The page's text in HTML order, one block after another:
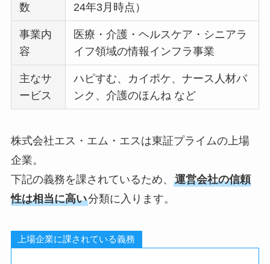
数
24年3月時点）
事業内
容
医療・介護・ヘルスケア・シニアラ
イフ領域の情報インフラ事業
主なサ
ービス
ハピすむ、カイポケ、ナース人材バ
ンク、介護のほんね など
株式会社エス・エム・エスは東証プライムの上場
企業。
下記の義務を課されているため、 運営会社の信頼
性は相当に高い分類に入ります。
上場企業に課されている義務